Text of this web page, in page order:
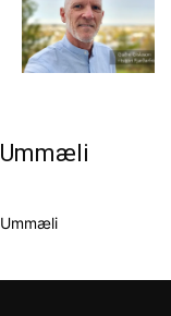
Ummæli
Ummæli